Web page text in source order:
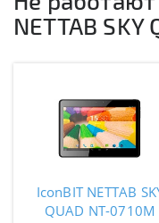
NETTAB SKY
IconBIT NETTAB
QUAD NT-0710M